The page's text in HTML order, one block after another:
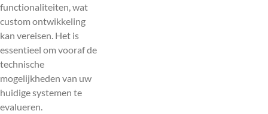
functionaliteiten, wat
custom ontwikkeling
kan vereisen. Het is
essentieel om vooraf de
technische
mogelijkheden van uw
huidige systemen te
evalueren.